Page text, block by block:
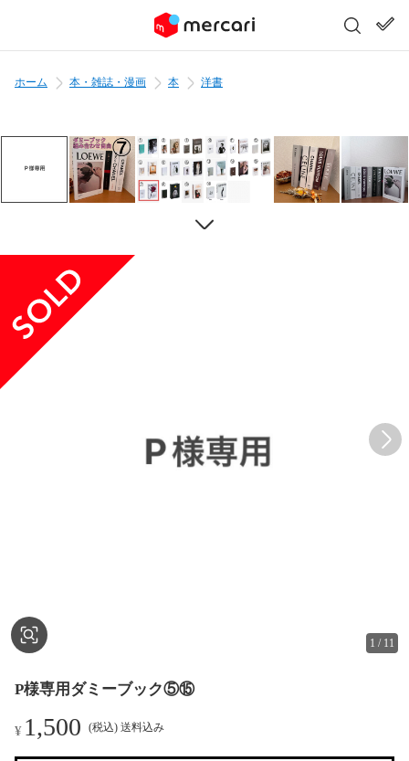
ホーム 本・雑誌・漫画 本 洋書
1 / 11
P様専用ダミーブック⑤⑮
¥ 1,500 (税込) 送料込み